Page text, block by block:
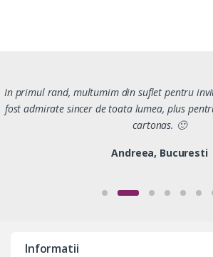
In primul rand, multumim din suflet pentru
fost admirate sincer de toata lumea, plus
cartonas. 🙂
Andreea, Bucuresti
Informatii